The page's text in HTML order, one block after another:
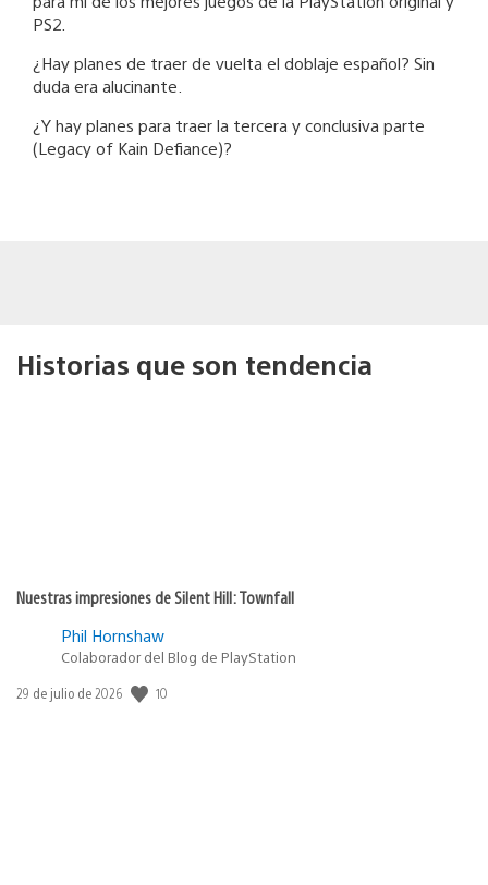
PS2.
¿Hay planes de traer de vuelta el doblaje español? Sin
duda era alucinante.
¿Y hay planes para traer la tercera y conclusiva parte
(Legacy of Kain Defiance)?
Historias que son tendencia
Nuestras impresiones de Silent Hill: Townfall
Phil Hornshaw
Colaborador del Blog de PlayStation
Fecha
29 de julio de 2026 10